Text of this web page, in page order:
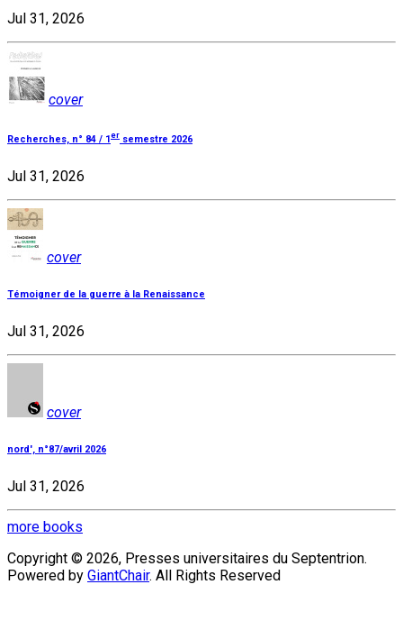
Jul 31, 2026
cover
Recherches, n° 84 / 1er semestre 2026
Jul 31, 2026
cover
Témoigner de la guerre à la Renaissance
Jul 31, 2026
cover
nord', n°87/avril 2026
Jul 31, 2026
more books
Copyright © 2026, Presses universitaires du Septentrion.
Powered by GiantChair. All Rights Reserved